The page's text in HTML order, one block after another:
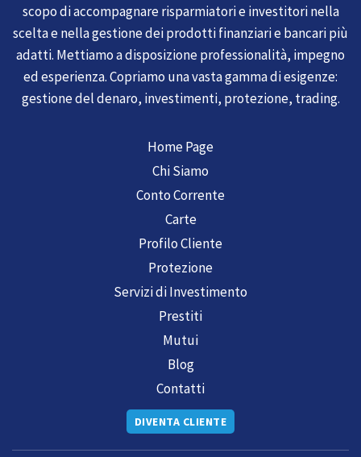
scopo di accompagnare risparmiatori e investitori nella
scelta e nella gestione dei prodotti finanziari e bancari più
adatti. Mettiamo a disposizione professionalità, impegno
ed esperienza. Copriamo una vasta gamma di esigenze:
gestione del denaro, investimenti, protezione, trading.
Home Page
Chi Siamo
Conto Corrente
Carte
Profilo Cliente
Protezione
Servizi di Investimento
Prestiti
Mutui
Blog
Contatti
DIVENTA CLIENTE